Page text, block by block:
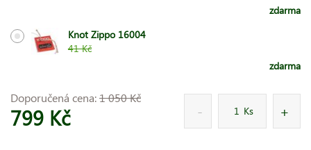
zdarma
Knot Zippo 16004
41 Kč
zdarma
Doporučená cena:1 050 Kč
799 Kč Ks